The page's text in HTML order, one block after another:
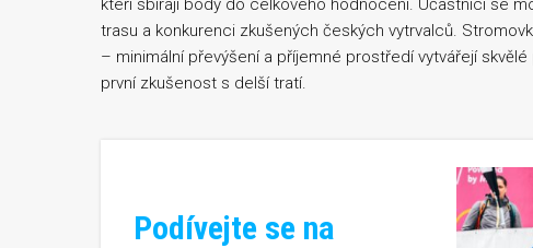
kteří sbírají body do celkového hodnocení. Účastníci se
trasu a konkurenci zkušených českých vytrvalců.
– minimální převýšení a příjemné prostředí vytvářejí
první zkušenost s delší tratí.
Podívejte se na